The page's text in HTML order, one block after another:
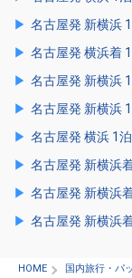
名古屋発 新横浜
名古屋発 横浜着
名古屋発 新横浜
名古屋発 新横浜
名古屋発 横浜 1
名古屋発 新横浜
名古屋発 新横浜
名古屋発 新横浜
HOME
国内旅行・パ